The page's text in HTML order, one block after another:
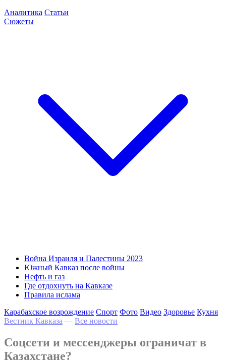
Аналитика Статьи
Сюжеты
Война Израиля и Палестины 2023
Южный Кавказ после войны
Нефть и газ
Где отдохнуть на Кавказе
Правила ислама
Карабахское возрождение Спорт Фото Видео Здоровье Кухня
Вестник Кавказа — Все новости
Соцсети и мессенджеры ограничат в
Казахстане?